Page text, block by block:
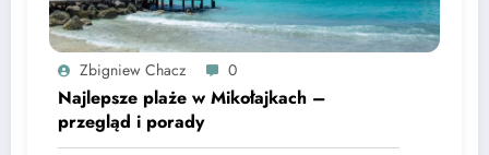
Zbigniew Chacz 0
Najlepsze plaże w Mikołajkach –
przegląd i porady